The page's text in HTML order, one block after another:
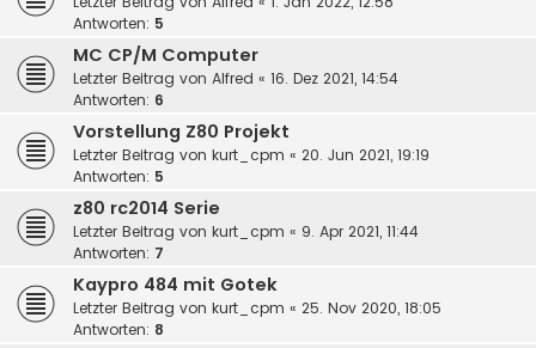
Antworten: 5
MC CP/M Computer
Letzter Beitrag von Alfred « 16. Dez 2021, 14:54
Antworten: 6
Vorstellung Z80 Projekt
Letzter Beitrag von kurt_cpm « 20. Jun 2021, 19:19
Antworten: 5
z80 rc2014 Serie
Letzter Beitrag von kurt_cpm « 9. Apr 2021, 11:44
Antworten: 7
Kaypro 484 mit Gotek
Letzter Beitrag von kurt_cpm « 25. Nov 2020, 18:05
Antworten: 8